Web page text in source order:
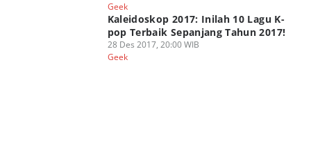
Geek
Kaleidoskop 2017: Inilah 10 Lagu K-
pop Terbaik Sepanjang Tahun 2017!
28 Des 2017, 20:00 WIB
Geek